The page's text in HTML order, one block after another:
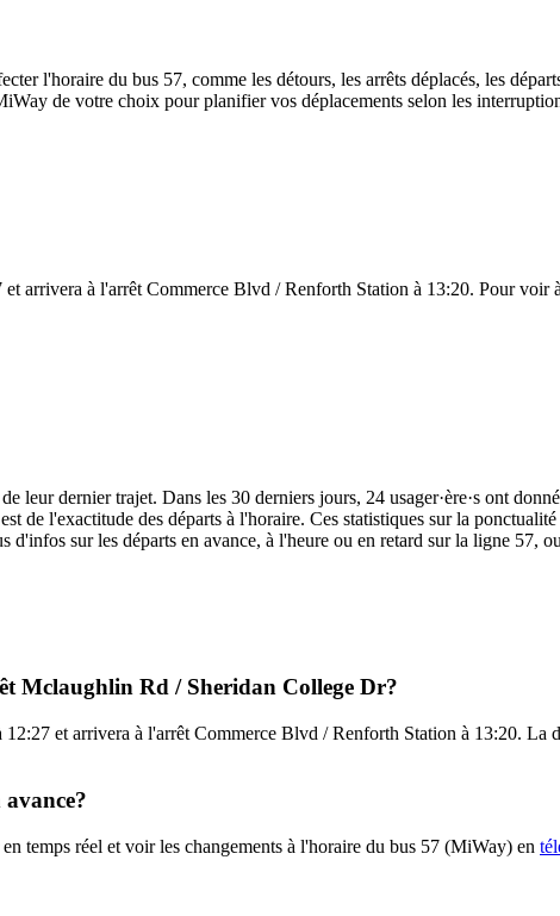
l'horaire du bus 57, comme les détours, les arrêts déplacés, les
de votre choix pour planifier vos déplacements selon les
arrivera à l'arrêt Commerce Blvd / Renforth Station à 13:20. Pour voir
leur dernier trajet. Dans les 30 derniers jours, 24 usager·ère·s ont
de l'exactitude des départs à l'horaire. Ces statistiques sur la
d'infos sur les départs en avance, à l'heure ou en retard sur la ligne 57,
Mclaughlin Rd / Sheridan College Dr?
et arrivera à l'arrêt Commerce Blvd / Renforth Station à 13:20. La
temps réel et voir les changements à l'horaire du bus 57 (MiWay) en